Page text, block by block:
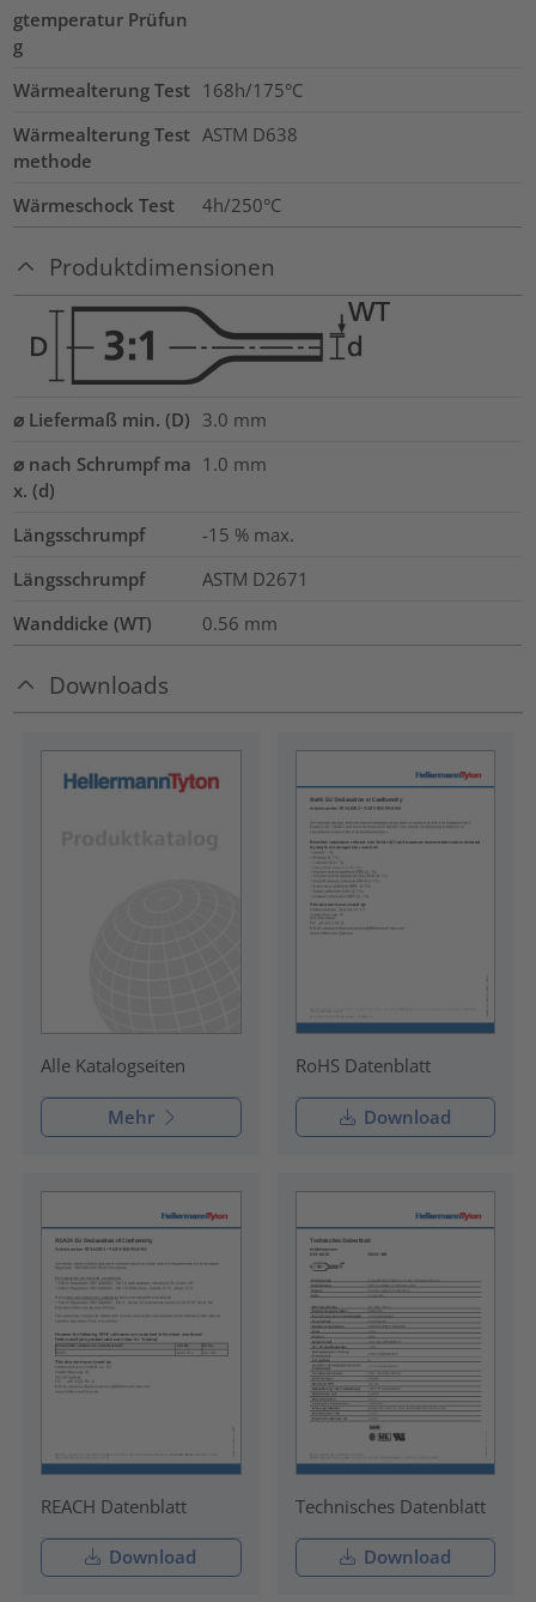
gtemperatur Prüfun
g
Wärmealterung Test 168h/175°C
Wärmealterung Test
methode
ASTM D638
Wärmeschock Test 4h/250°C
Produktdimensionen
⌀ Liefermaß min. (D) 3.0 mm
⌀ nach Schrumpf ma
x. (d)
1.0 mm
Längsschrumpf
-15 % max.
Längsschrumpf
ASTM D2671
Wanddicke (WT)
0.56 mm
Downloads
Alle Katalogseiten
Mehr
RoHS Datenblatt
Download
REACH Datenblatt
Download
Technisches Datenblatt
Download